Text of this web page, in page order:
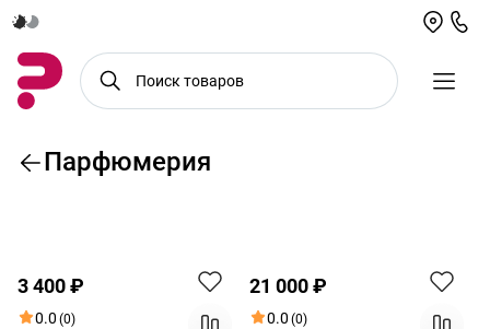
Парфюмерия
3 400 ₽
0.0 (0)
21 000 ₽
0.0 (0)